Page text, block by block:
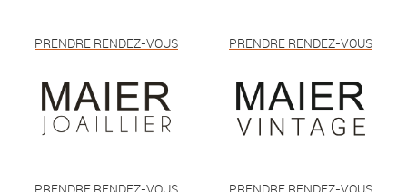
PRENDRE RENDEZ-VOUS PRENDRE RENDEZ-VOUS